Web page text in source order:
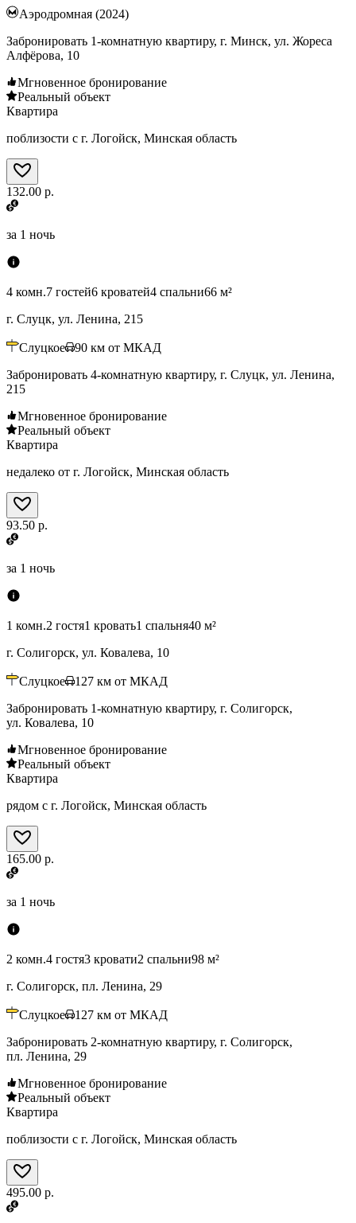
Аэродромная (2024)
Забронировать 1-комнатную квартиру, г. Минск, ул. Жореса
Алфёрова, 10
Мгновенное бронирование
Реальный объект
Квартира
поблизости с г. Логойск, Минская область
132.00 р.
за 1 ночь
4 комн.7 гостей6 кроватей4 спальни66 м²
г. Слуцк, ул. Ленина, 215
Слуцкое 90 км от МКАД
Забронировать 4-комнатную квартиру, г. Слуцк, ул. Ленина,
215
Мгновенное бронирование
Реальный объект
Квартира
недалеко от г. Логойск, Минская область
93.50 р.
за 1 ночь
1 комн.2 гостя1 кровать1 спальня40 м²
г. Солигорск, ул. Ковалева, 10
Слуцкое 127 км от МКАД
Забронировать 1-комнатную квартиру, г. Солигорск,
ул. Ковалева, 10
Мгновенное бронирование
Реальный объект
Квартира
рядом с г. Логойск, Минская область
165.00 р.
за 1 ночь
2 комн.4 гостя3 кровати2 спальни98 м²
г. Солигорск, пл. Ленина, 29
Слуцкое 127 км от МКАД
Забронировать 2-комнатную квартиру, г. Солигорск,
пл. Ленина, 29
Мгновенное бронирование
Реальный объект
Квартира
поблизости с г. Логойск, Минская область
495.00 р.